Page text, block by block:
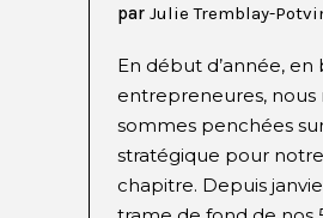
par Julie Tremblay-
En début d’année, en
entrepreneures, nous
sommes penchées
stratégique pour
chapitre. Depuis